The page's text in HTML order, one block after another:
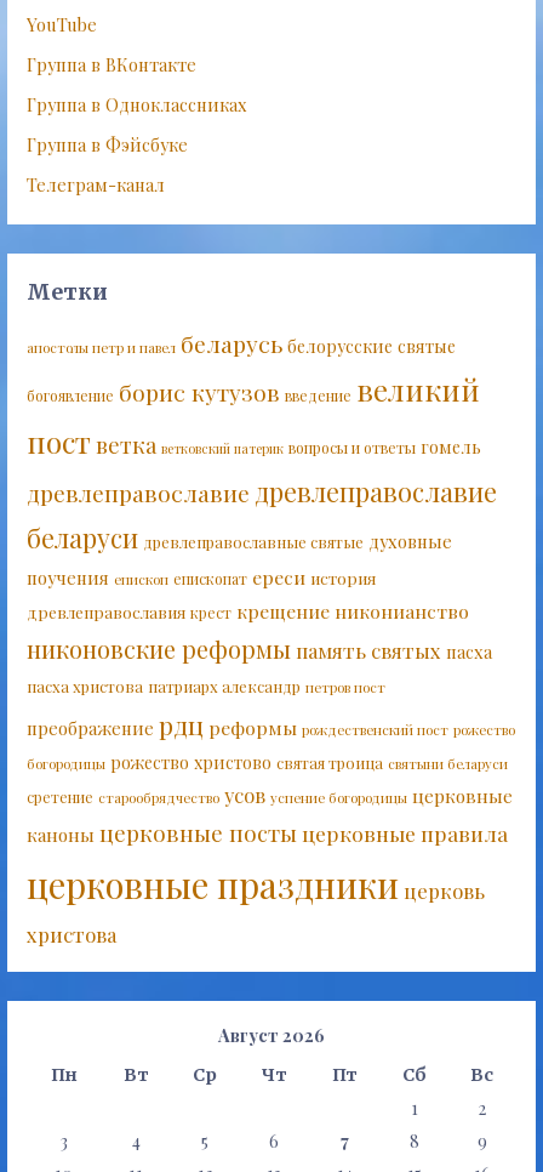
YouTube
Группа в ВКонтакте
Группа в Одноклассниках
Группа в Фэйсбуке
Телеграм-канал
Метки
апостолы петр и павел беларусь белорусские святые
богоявление борис кутузов введение великий
постветка ветковский патерик вопросы и ответы гомель
древлеправославие древлеправославие
беларуси древлеправославные святые духовные
поучения епископ епископат ереси история
древлеправославия крест крещение никонианство
никоновские реформыпамять святых пасха
пасха христова патриарх александр петров пост
преображение рдц реформы рождественский пост рожество
богородицы рожество христово святая троица святыни беларуси
сретение старообрядчество усов успение богородицы церковные
каноны церковные посты церковные правила
церковные праздникицерковь
христова
Август 2026
Пн Вт Ср Чт Пт Сб Вс
1
2
3
4 5 6 7 8
9